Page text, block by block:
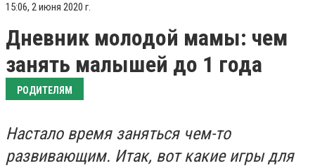
15:06, 2 июня 2020 г.
Дневник молодой мамы: чем
занять малышей до 1 года
РОДИТЕЛЯМ
Настало время заняться чем-то
развивающим. Итак, вот какие игры для